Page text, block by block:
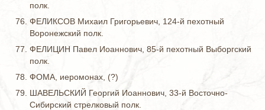
полк.
ФЕЛИКСОВ Михаил Григорьевич, 124-й пехотный
Воронежский полк.
ФЕЛИЦИН Павел Иоаннович, 85-й пехотный Выборгский
полк.
ФОМА, иеромонах, (?)
ШАВЕЛЬСКИЙ Георгий Иоаннович, 33-й Восточно-
Сибирский стрелковый полк.